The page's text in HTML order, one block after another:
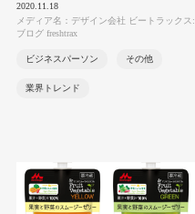
2020.11.18
メディア名：デザイン会社 ビートラックス:
ブログ freshtrax
ビジネスパーソン その他
業界トレンド